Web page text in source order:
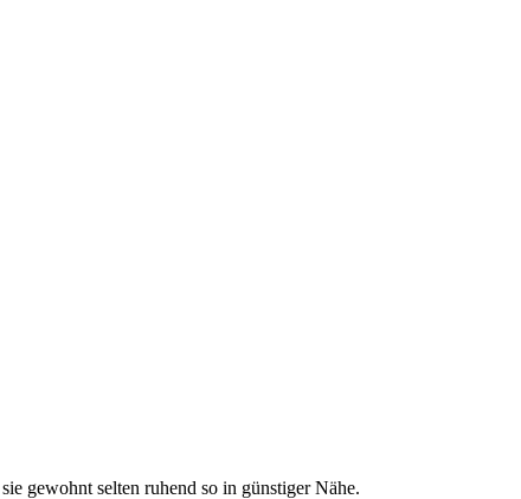
gewohnt selten ruhend so in günstiger Nähe.